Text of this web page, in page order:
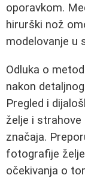
oporavkom.
hirurški nož
modelovanje u
Odluka o
nakon
Pregled i
želje i
značaja.
fotografije
očekivanja o